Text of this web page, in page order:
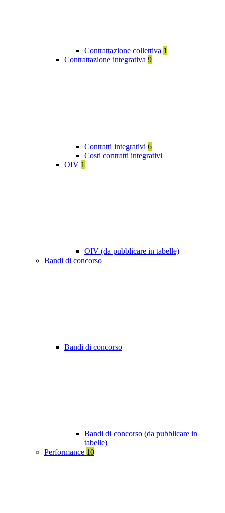
Contrattazione collettiva 1
Contrattazione integrativa 9
Contratti integrativi 6
Costi contratti integrativi
OIV 1
OIV (da pubblicare in tabelle)
Bandi di concorso
Bandi di concorso
Bandi di concorso (da pubblicare in
tabelle)
Performance 10